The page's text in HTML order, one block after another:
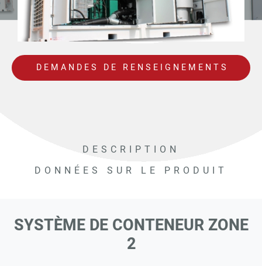
DEMANDES DE RENSEIGNEMENTS
DESCRIPTION
DONNÉES SUR LE PRODUIT
SYSTÈME DE CONTENEUR ZONE
2